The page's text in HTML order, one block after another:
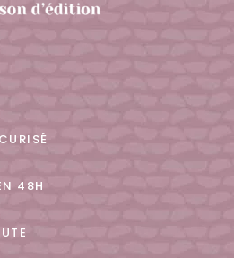
48H